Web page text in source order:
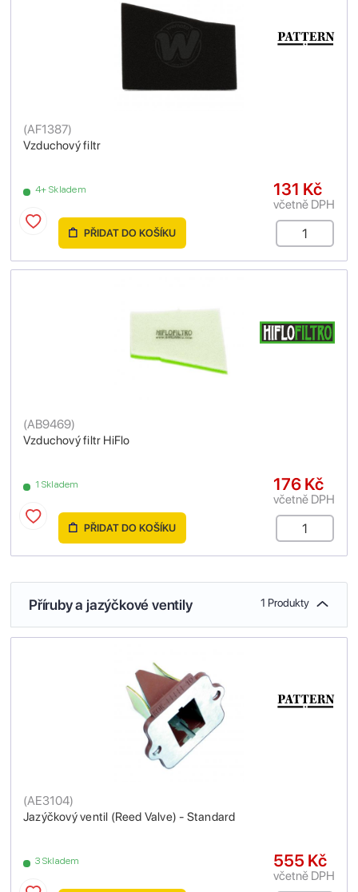
Vzduchový filtr
(AF1387)
4+ Skladem 131 Kč
včetně DPH
PŘIDAT DO KOŠÍKU
Vzduchový filtr HiFlo
(AB9469)
1 Skladem 176 Kč
včetně DPH
PŘIDAT DO KOŠÍKU
Příruby a jazýčkové ventily 1 Produkty
Jazýčkový ventil (Reed Valve) - Standard
(AE3104)
3 Skladem 555 Kč
včetně DPH